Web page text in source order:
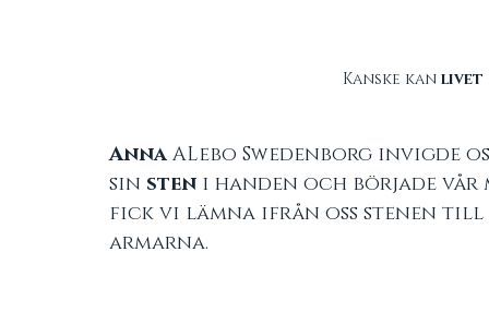
Kanske kan livet
Anna ALebo Swedenborg invigde
sin sten i handen och började
fick vi lämna ifrån oss stenen till
armarna.